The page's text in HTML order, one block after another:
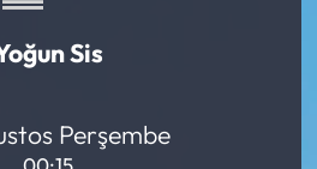
Sis
Perşembe